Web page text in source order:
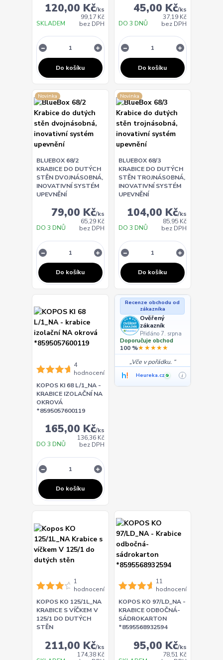
120,00 Kč/ks
99,17 Kč
bez DPH
SKLADEM
Do košíku
45,00 Kč/ks
37,19 Kč
bez DPH
DO 3 DNŮ
Do košíku
Novinka
BLUEBOX 68/2
KRABICE DO DUTÝCH
STĚN DVOJNÁSOBNÁ,
INOVATIVNÍ SYSTÉM
UPEVNĚNÍ
79,00 Kč/ks
65,29 Kč
bez DPH
DO 3 DNŮ
Do košíku
Novinka
BLUEBOX 68/3
KRABICE DO DUTÝCH
STĚN TROJNÁSOBNÁ,
INOVATIVNÍ SYSTÉM
UPEVNĚNÍ
104,00 Kč/ks
85,95 Kč
bez DPH
DO 3 DNŮ
Do košíku
4
hodnocení
KOPOS KI 68 L/1_NA -
KRABICE IZOLAČNÍ NA
OKROVÁ
*8595057600119
165,00 Kč/ks
136,36 Kč
bez DPH
DO 3 DNŮ
Do košíku
Recenze obchodu od
zákazníka
Ověřený
zákazník
Přidáno 7. srpna
Doporučuje obchod
100 %★★★★★
Vče v pořádku.
Heureka.cz ✓ i
1
hodnocení
KOPOS KO 125/1L_NA
KRABICE S VÍČKEM V
125/1 DO DUTÝCH
STĚN
211,00 Kč/ks
174,38 Kč
11
hodnocení
KOPOS KO 97/LD_NA -
KRABICE ODBOČNÁ-
SÁDROKARTON
*8595568932594
95,00 Kč/ks
78,51 Kč